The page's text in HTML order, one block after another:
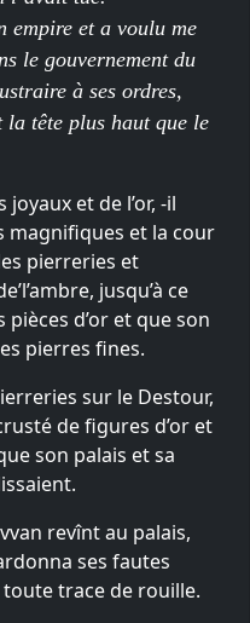
empire et a voulu me
le gouvernement du
à ses ordres,
tête plus haut que le
et de l’or, -il
magnifiques et la cour
pierreries et
jusqu’à ce
d’or et que son
pierres fines.
sur le Destour,
de figures d’or et
son palais et sa
revînt au palais,
ses fautes
toute trace de rouille.